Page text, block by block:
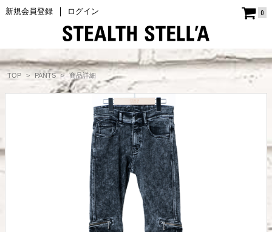
新規会員登録 ログイン 0
TOP PANTS 商品詳細